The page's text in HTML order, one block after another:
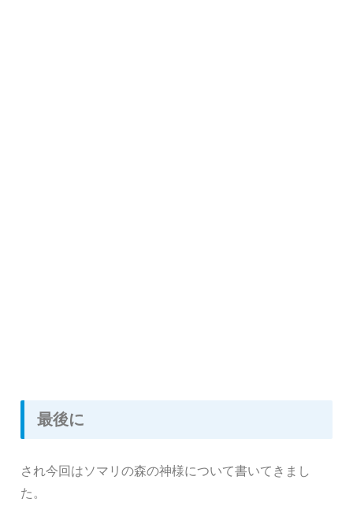
最後に
され今回はソマリの森の神様について書いてきまし
た。